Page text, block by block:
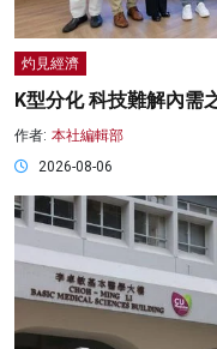
灼見經濟
K型分化 科技難解內需
作者: 本社編輯部
2026-08-06